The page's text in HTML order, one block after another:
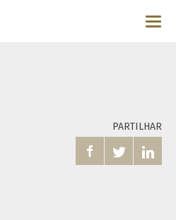
PARTILHAR
  